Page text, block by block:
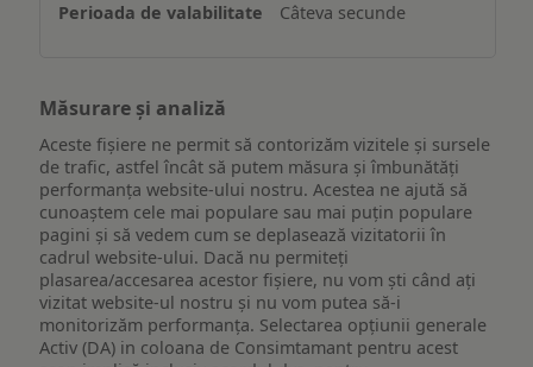
Câteva secunde
Măsurare și analiză
Aceste fișiere ne permit să contorizăm vizitele și sursele
de trafic, astfel încât să putem măsura și îmbunătăți
performanța website-ului nostru. Acestea ne ajută să
cunoaștem cele mai populare sau mai puțin populare
pagini și să vedem cum se deplasează vizitatorii în
cadrul website-ului. Dacă nu permiteți
plasarea/accesarea acestor fișiere, nu vom ști când ați
vizitat website-ul nostru și nu vom putea să-i
monitorizăm performanța. Selectarea opțiunii generale
Activ (DA) in coloana de Consimtamant pentru acest